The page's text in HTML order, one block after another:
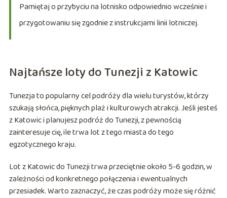
Pamiętaj o przybyciu na lotnisko odpowiednio wcześnie i
przygotowaniu się zgodnie z instrukcjami linii lotniczej.
Najtańsze loty do Tunezji z Katowic
Tunezja to popularny cel podróży dla wielu turystów, którzy
szukają słońca, pięknych plaż i kulturowych atrakcji. Jeśli jesteś
z Katowic i planujesz podróż do Tunezji, z pewnością
zainteresuje cię, ile trwa lot z tego miasta do tego
egzotycznego kraju.
Lot z Katowic do Tunezji trwa przeciętnie około 5-6 godzin, w
zależności od konkretnego połączenia i ewentualnych
przesiadek. Warto zaznaczyć, że czas podróży może się różnić